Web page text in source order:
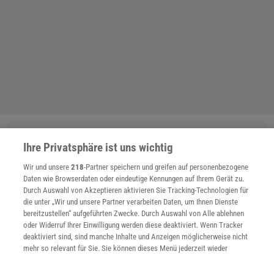
THEMENKANÄLE
Ihre Privatsphäre ist uns wichtig
Wir und unsere218-Partner speichern und greifen auf personenbezogene
Daten wie Browserdaten oder eindeutige Kennungen auf Ihrem Gerät zu.
Durch Auswahl von Akzeptieren aktivieren Sie Tracking-Technologien für
die unter „Wir und unsere Partner verarbeiten Daten, um Ihnen Dienste
bereitzustellen“ aufgeführten Zwecke. Durch Auswahl von Alle ablehnen
oder Widerruf Ihrer Einwilligung werden diese deaktiviert. Wenn Tracker
deaktiviert sind, sind manche Inhalte und Anzeigen möglicherweise nicht
mehr so relevant für Sie. Sie können dieses Menü jederzeit wieder